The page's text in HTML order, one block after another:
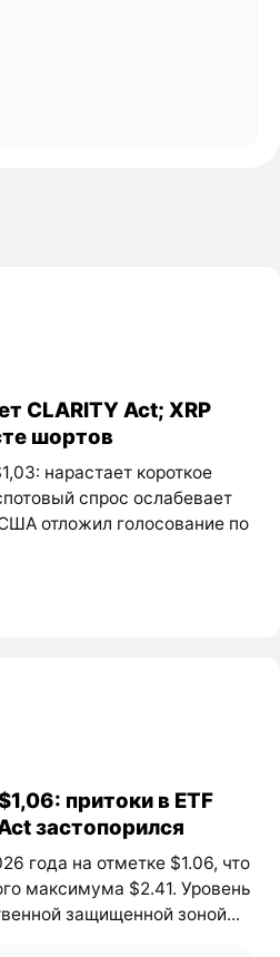
CLARITY Act; XRP
шортов
нарастает короткое
спрос ослабевает
отложил голосование по
притоки в ETF
застопорился
года на отметке $1.06, что
максимума $2.41. Уровень
защищенной зоной...